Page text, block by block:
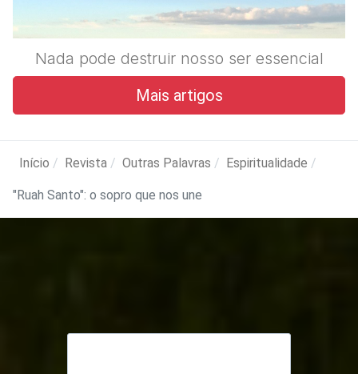
Nada pode destruir nosso ser essencial
Mais artigos
Início Revista Outras Palavras Espiritualidade
"Ruah Santo": o sopro que nos une